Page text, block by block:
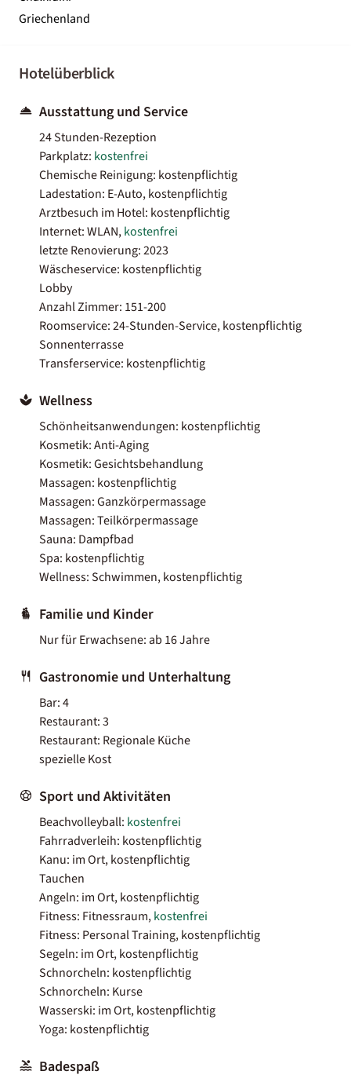
Griechenland
Hotelüberblick
Ausstattung und Service
24 Stunden-Rezeption
Parkplatz: kostenfrei
Chemische Reinigung: kostenpflichtig
Ladestation: E-Auto, kostenpflichtig
Arztbesuch im Hotel: kostenpflichtig
Internet: WLAN,kostenfrei
letzte Renovierung: 2023
Wäscheservice: kostenpflichtig
Lobby
Anzahl Zimmer: 151-200
Roomservice: 24-Stunden-Service, kostenpflichtig
Sonnenterrasse
Transferservice: kostenpflichtig
Wellness
Schönheitsanwendungen: kostenpflichtig
Kosmetik: Anti-Aging
Kosmetik: Gesichtsbehandlung
Massagen: kostenpflichtig
Massagen: Ganzkörpermassage
Massagen: Teilkörpermassage
Sauna: Dampfbad
Spa: kostenpflichtig
Wellness: Schwimmen, kostenpflichtig
Familie und Kinder
Nur für Erwachsene: ab 16 Jahre
Gastronomie und Unterhaltung
Bar: 4
Restaurant: 3
Restaurant: Regionale Küche
spezielle Kost
Sport und Aktivitäten
Beachvolleyball: kostenfrei
Fahrradverleih: kostenpflichtig
Kanu: im Ort, kostenpflichtig
Tauchen
Angeln: im Ort, kostenpflichtig
Fitness: Fitnessraum,kostenfrei
Fitness: Personal Training, kostenpflichtig
Segeln: im Ort, kostenpflichtig
Schnorcheln: kostenpflichtig
Schnorcheln: Kurse
Wasserski: im Ort, kostenpflichtig
Yoga: kostenpflichtig
Badespaß